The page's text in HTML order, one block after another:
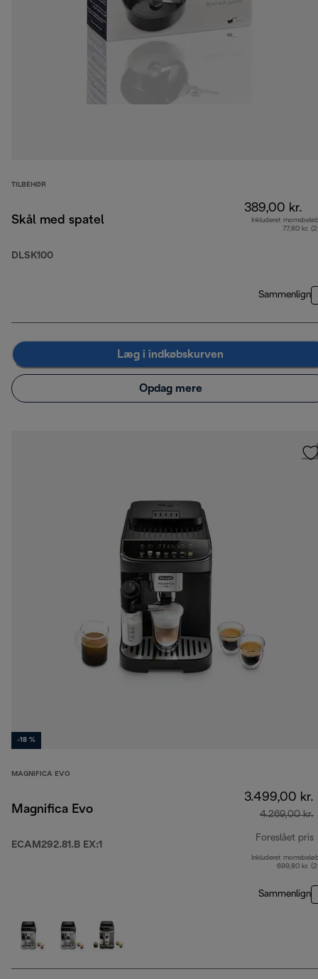
TILBEHØR
Skål med spatel
DLSK100
389,00 kr.
Inkluderet
77,80 kr.
Sammenlign
Læg i indkøbskurven
Opdag mere
-18 %
MAGNIFICA EVO
Magnifica Evo
ECAM292.81.B EX:1
3.499,00 kr.
4.269,00 kr.
Foreslået pris
Inkluderet
699,80 kr.
Sammenlign